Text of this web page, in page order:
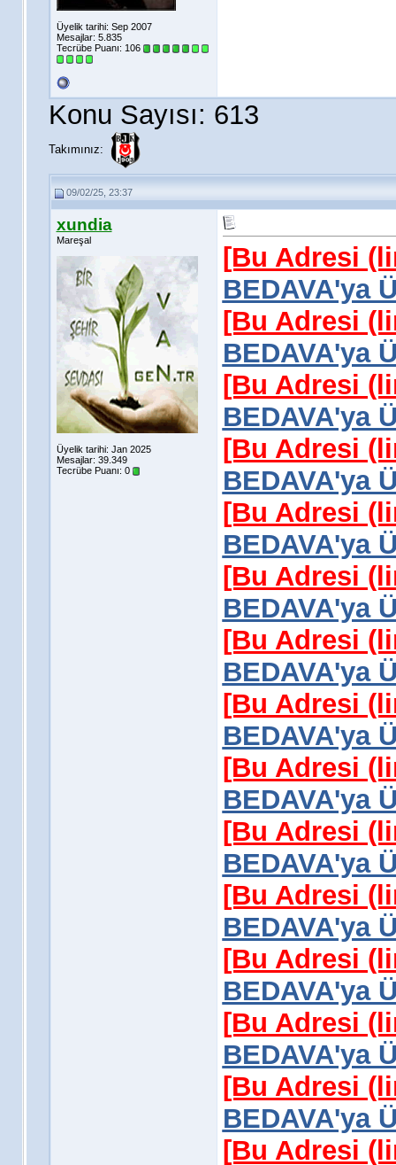
Üyelik tarihi: Sep 2007
Mesajlar: 5.835
Tecrübe Puanı: 106
Konu Sayısı: 613
Takımınız:
09/02/25, 23:37
xundia
Mareşal
Üyelik tarihi: Jan 2025
Mesajlar: 39.349
Tecrübe Puanı: 0
[Bu Adresi
BEDAVA'ya
[Bu Adresi
BEDAVA'ya
[Bu Adresi
BEDAVA'ya
[Bu Adresi
BEDAVA'ya
[Bu Adresi
BEDAVA'ya
[Bu Adresi
BEDAVA'ya
[Bu Adresi
BEDAVA'ya
[Bu Adresi
BEDAVA'ya
[Bu Adresi
BEDAVA'ya
[Bu Adresi
BEDAVA'ya
[Bu Adresi
BEDAVA'ya
[Bu Adresi
BEDAVA'ya
[Bu Adresi
BEDAVA'ya
[Bu Adresi
BEDAVA'ya
[Bu Adresi